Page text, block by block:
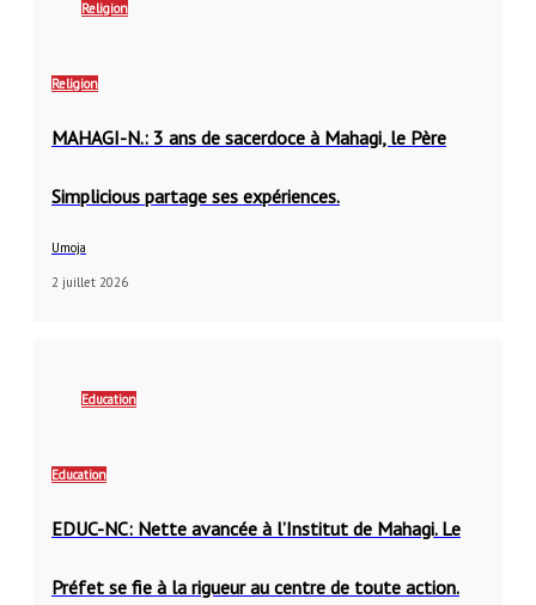
Religion
Religion
MAHAGI-N.: 3 ans de sacerdoce à Mahagi, le Père
Simplicious partage ses expériences.
Umoja
2 juillet 2026
Education
Education
EDUC-NC: Nette avancée à l’Institut de Mahagi. Le
Préfet se fie à la rigueur au centre de toute action.